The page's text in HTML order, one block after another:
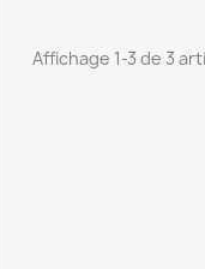
Affichage 1-3 de 3